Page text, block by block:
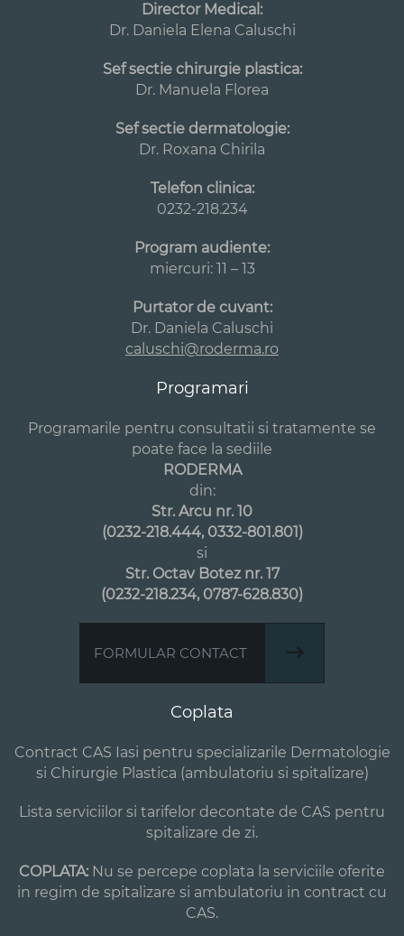
Director Medical:
Dr. Daniela Elena Caluschi
Sef sectie chirurgie plastica:
Dr. Manuela Florea
Sef sectie dermatologie:
Dr. Roxana Chirila
Telefon clinica:
0232-218.234
Program audiente:
miercuri: 11 – 13
Purtator de cuvant:
Dr. Daniela Caluschi
caluschi@roderma.ro
Programari
Programarile pentru consultatii si tratamente se
poate face la sediile
RODERMA
din:
Str. Arcu nr. 10
(0232-218.444, 0332-801.801)
si
Str. Octav Botez nr. 17
(0232-218.234, 0787-628.830)
FORMULAR CONTACT
Coplata
Contract CAS Iasi pentru specializarile Dermatologie
si Chirurgie Plastica (ambulatoriu si spitalizare)
Lista serviciilor si tarifelor decontate de CAS pentru
spitalizare de zi.
COPLATA: Nu se percepe coplata la serviciile oferite
in regim de spitalizare si ambulatoriu in contract cu
CAS.